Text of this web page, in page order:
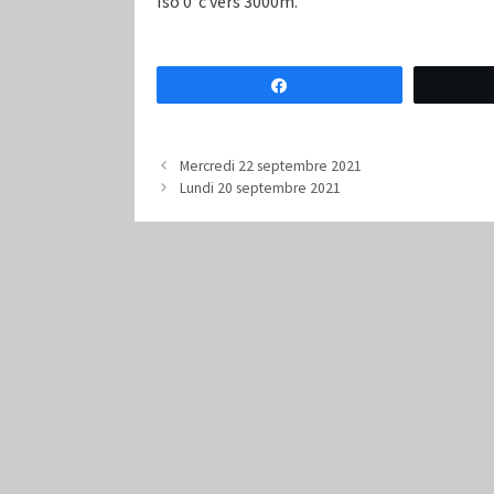
Mercredi 22 septembre 2021
Lundi 20 septembre 2021